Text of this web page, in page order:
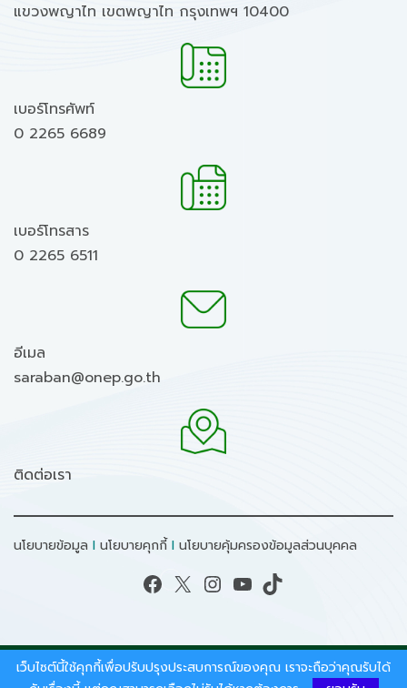
แขวงพญาไท เขตพญาไท กรุงเทพฯ 10400
เบอร์โทรศัพท์
0 2265 6689
เบอร์โทรสาร
0 2265 6511
อีเมล
saraban@onep.go.th
ติดต่อเรา
นโยบายข้อมูล I นโยบายคุกกี้ I นโยบายคุ้มครองข้อมูลส่วนบุคคล
Facebook X Instagram YouTube TikTok
สงวนลิขสิทธิ์ © 2026 - สำนักงานนโยบายและแผน
เว็บไซต์นี้ใช้คุกกี้เพื่อปรับปรุงประสบการณ์ของคุณ เราจะถือว่าคุณรับได้